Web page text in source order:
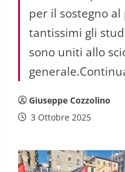
per il sostegno
tantissimi gli
sono uniti allo
Giuseppe Cozzolino
3 Ottobre 2025